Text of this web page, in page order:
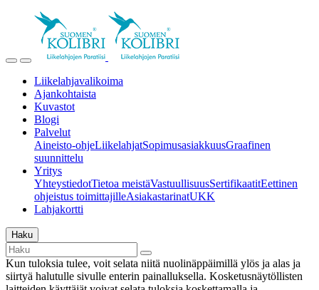
Liikelahjavalikoima
Ajankohtaista
Kuvastot
Blogi
Palvelut
Aineisto-ohjeLiikelahjatSopimusasiakkuusGraafinen
suunnittelu
Yritys
YhteystiedotTietoa meistäVastuullisuusSertifikaatitEettinen
ohjeistus toimittajilleAsiakastarinatUKK
Lahjakortti
Haku
Kun tuloksia tulee, voit selata niitä nuolinäppäimillä ylös ja alas ja
siirtyä halutulle sivulle enterin painalluksella. Kosketusnäytöllisten